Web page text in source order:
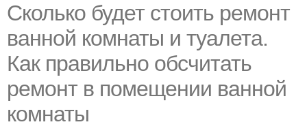
Сколько будет стоить ремонт
ванной комнаты и туалета.
Как правильно обсчитать
ремонт в помещении ванной
комнаты